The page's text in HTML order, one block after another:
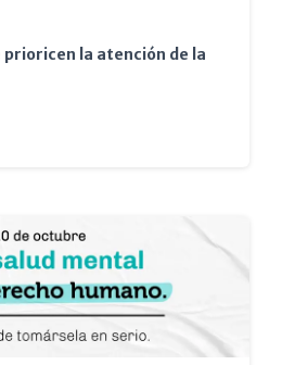
prioricen la atención de la